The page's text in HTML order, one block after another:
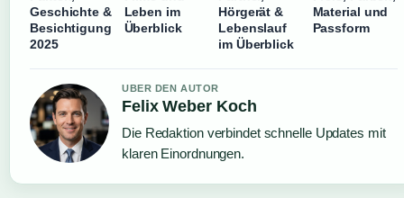
Geschichte &
Besichtigung
2025
Leben im
Überblick
Hörgerät &
Lebenslauf
im Überblick
Material und
Passform
UBER DEN AUTOR
Felix Weber Koch
Die Redaktion verbindet schnelle Updates mit
klaren Einordnungen.